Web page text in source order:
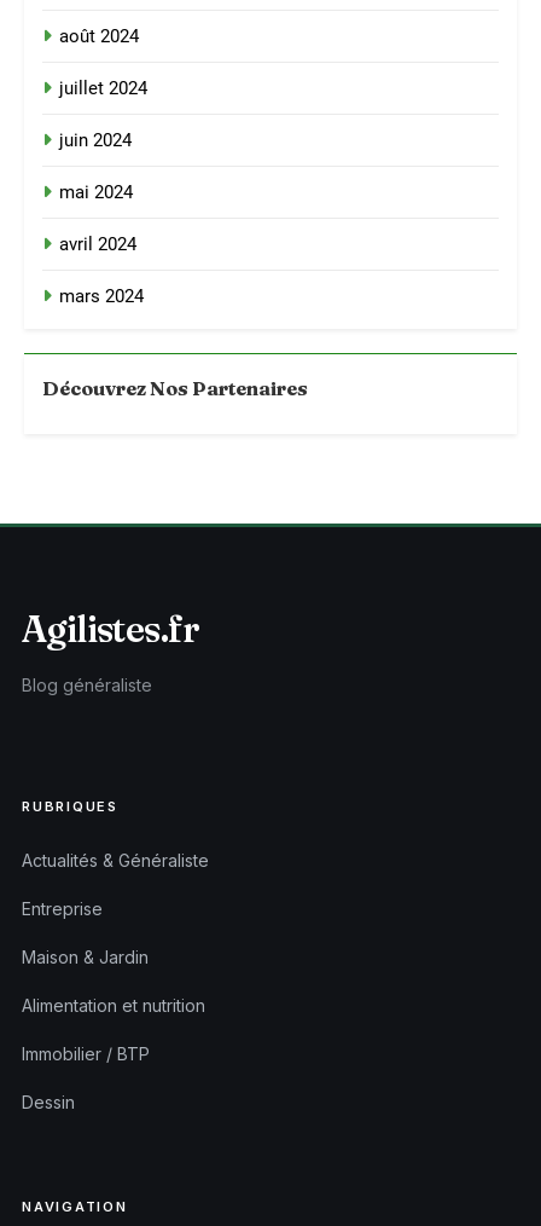
août 2024
juillet 2024
juin 2024
mai 2024
avril 2024
mars 2024
Découvrez Nos Partenaires
Agilistes.fr
Blog généraliste
RUBRIQUES
Actualités & Généraliste
Entreprise
Maison & Jardin
Alimentation et nutrition
Immobilier / BTP
Dessin
NAVIGATION